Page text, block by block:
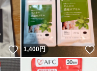
いいね！
1,400円